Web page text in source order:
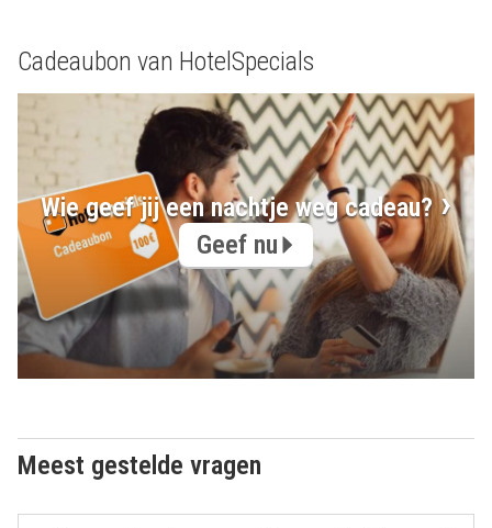
Cadeaubon van HotelSpecials
Wie geef jij een nachtje weg cadeau?
Geef nu
Meest gestelde vragen